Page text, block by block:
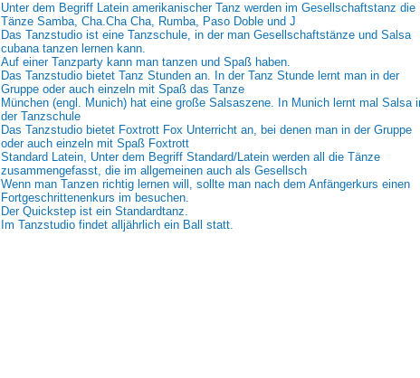
Unter dem Begriff Latein amerikanischer Tanz werden im Gesellschaftstanz die
Tänze Samba, Cha.Cha Cha, Rumba, Paso Doble und J
Das Tanzstudio ist eine Tanzschule, in der man Gesellschaftstänze und Salsa
cubana tanzen lernen kann.
Auf einer Tanzparty kann man tanzen und Spaß haben.
Das Tanzstudio bietet Tanz Stunden an. In der Tanz Stunde lernt man in der
Gruppe oder auch einzeln mit Spaß das Tanze
München (engl. Munich) hat eine große Salsaszene. In Munich lernt mal Salsa
der Tanzschule
Das Tanzstudio bietet Foxtrott Fox Unterricht an, bei denen man in der Gruppe
oder auch einzeln mit Spaß Foxtrott
Standard Latein, Unter dem Begriff Standard/Latein werden all die Tänze
zusammengefasst, die im allgemeinen auch als Gesellsch
Wenn man Tanzen richtig lernen will, sollte man nach dem Anfängerkurs einen
Fortgeschrittenenkurs im besuchen.
Der Quickstep ist ein Standardtanz.
Im Tanzstudio findet alljährlich ein Ball statt.